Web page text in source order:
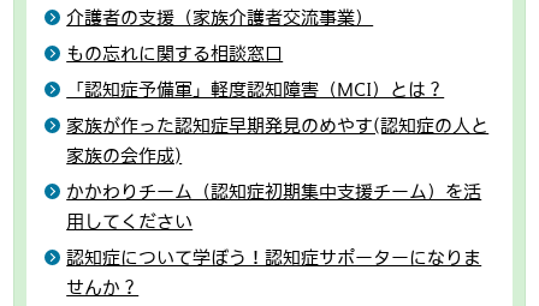
介護者の支援（家族介護者交流事業）
もの忘れに関する相談窓口
「認知症予備軍」軽度認知障害（MCI）とは？
家族が作った認知症早期発見のめやす(認知症の人と
家族の会作成)
かかわりチーム（認知症初期集中支援チーム）を活
用してください
認知症について学ぼう！認知症サポーターになりま
せんか？